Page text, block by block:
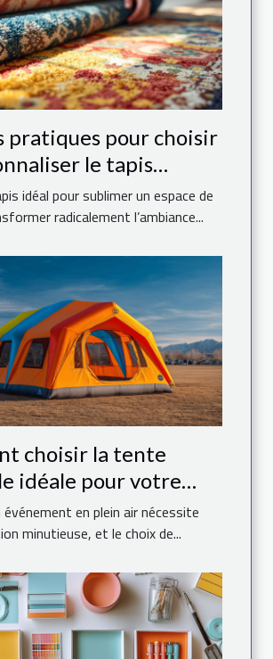
pratiques pour choisir
le tapis
votre maison
idéal pour sublimer un espace de
radicalement l’ambiance...
choisir la tente
idéale pour votre
en plein air nécessite
minutieuse, et le choix de...